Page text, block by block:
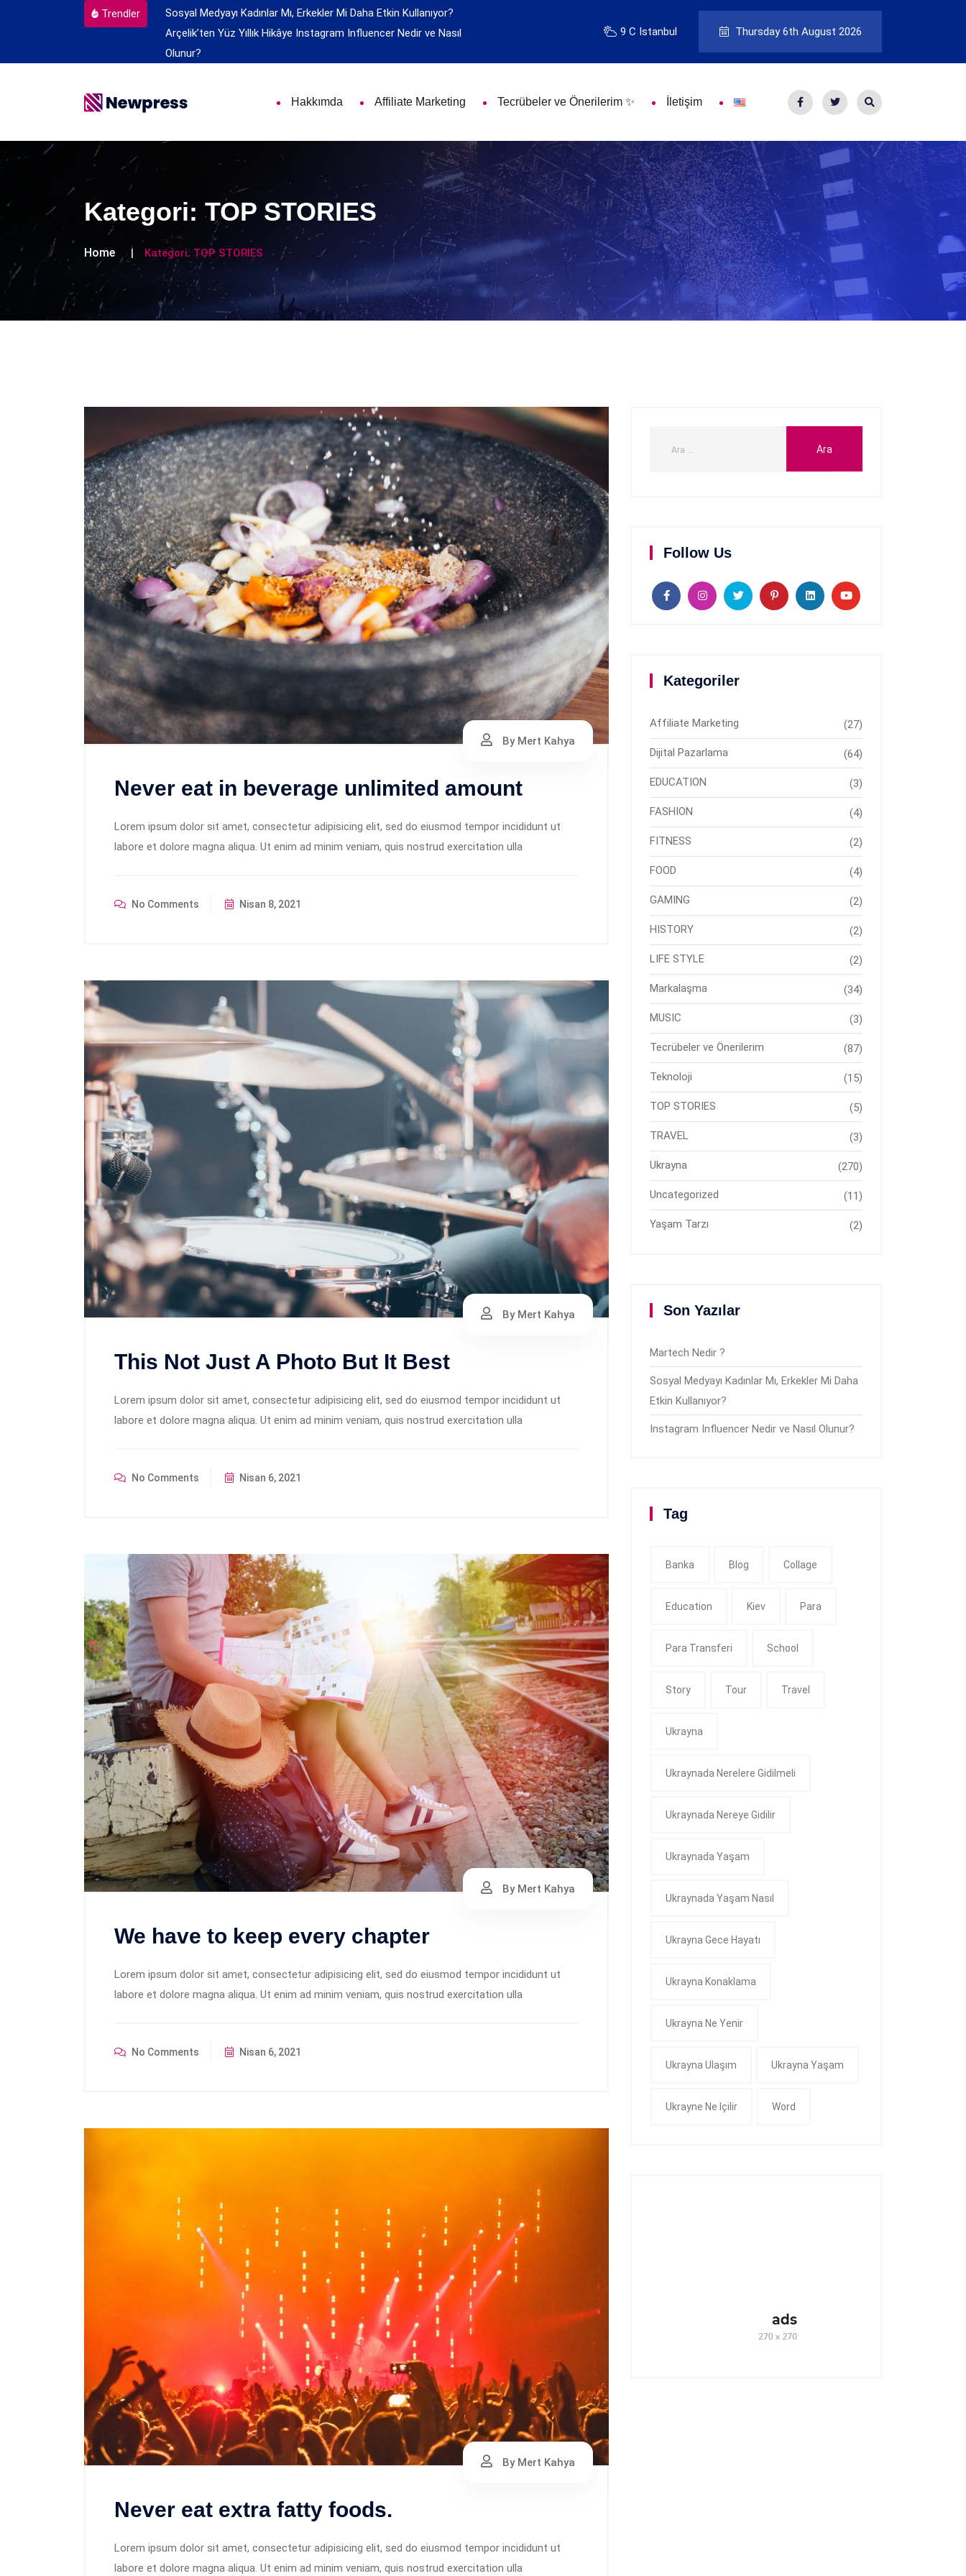
Trendler
Sosyal Medyayı Kadınlar Mı, Erkekler Mi Daha Etkin Kullanıyor?
Arçelik’ten Yüz Yıllık Hikâye Instagram Influencer Nedir ve Nasıl
Olunur?
9 C Istanbul Thursday 6th August 2026
Hakkımda Affiliate Marketing Tecrübeler ve Önerilerim ✨ İletişim
Kategori: TOP STORIES
Home Kategori: TOP STORIES
By Mert Kahya
Never eat in beverage unlimited amount
Lorem ipsum dolor sit amet, consectetur adipisicing elit, sed do eiusmod tempor incididunt ut
labore et dolore magna aliqua. Ut enim ad minim veniam, quis nostrud exercitation ulla
No Comments Nisan 8, 2021
By Mert Kahya
This Not Just A Photo But It Best
Lorem ipsum dolor sit amet, consectetur adipisicing elit, sed do eiusmod tempor incididunt ut
labore et dolore magna aliqua. Ut enim ad minim veniam, quis nostrud exercitation ulla
No Comments Nisan 6, 2021
By Mert Kahya
We have to keep every chapter
Lorem ipsum dolor sit amet, consectetur adipisicing elit, sed do eiusmod tempor incididunt ut
labore et dolore magna aliqua. Ut enim ad minim veniam, quis nostrud exercitation ulla
No Comments Nisan 6, 2021
By Mert Kahya
Never eat extra fatty foods.
Lorem ipsum dolor sit amet, consectetur adipisicing elit, sed do eiusmod tempor incididunt ut
labore et dolore magna aliqua. Ut enim ad minim veniam, quis nostrud exercitation ulla
Follow Us
Kategoriler
Affiliate Marketing (27)
Dijital Pazarlama (64)
EDUCATION (3)
FASHION (4)
FITNESS (2)
FOOD (4)
GAMING (2)
HISTORY (2)
LIFE STYLE (2)
Markalaşma (34)
MUSIC (3)
Tecrübeler ve Önerilerim (87)
Teknoloji (15)
TOP STORIES (5)
TRAVEL (3)
Ukrayna (270)
Uncategorized (11)
Yaşam Tarzı (2)
Son Yazılar
Martech Nedir ?
Sosyal Medyayı Kadınlar Mı, Erkekler Mi Daha
Etkin Kullanıyor?
Instagram Influencer Nedir ve Nasıl Olunur?
Tag
Banka Blog Collage
Education Kiev Para
Para Transferi School
Story Tour Travel
Ukrayna
Ukraynada Nerelere Gidilmeli
Ukraynada Nereye Gidilir
Ukraynada Yaşam
Ukraynada Yaşam Nasıl
Ukrayna Gece Hayatı
Ukrayna Konaklama
Ukrayna Ne Yenir
Ukrayna Ulaşım Ukrayna Yaşam
Ukrayne Ne Içilir Word